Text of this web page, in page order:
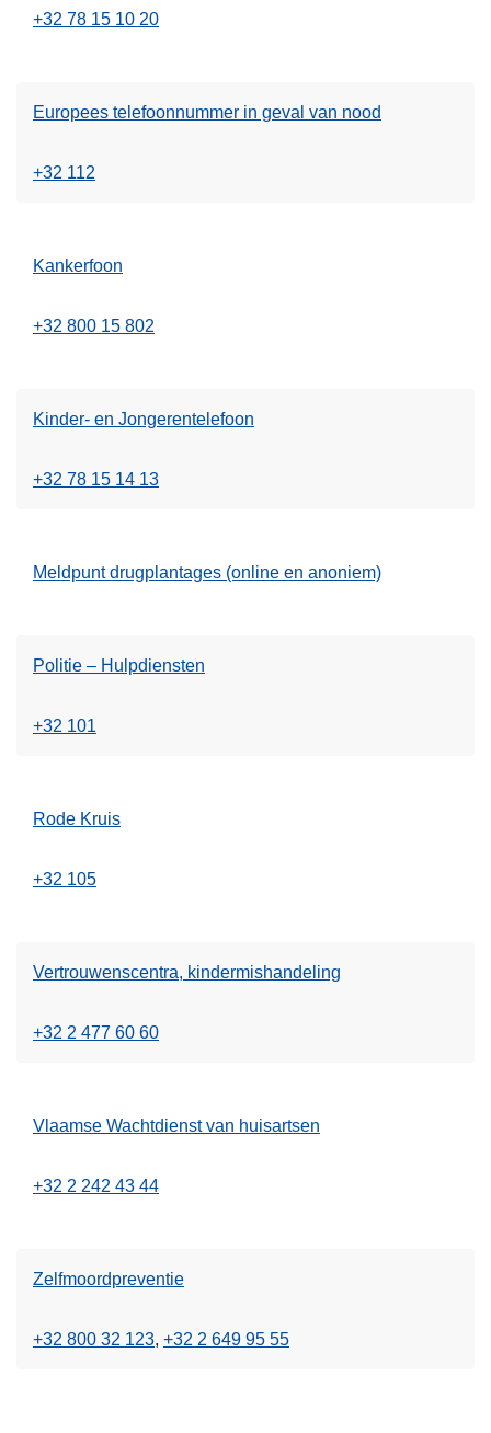
+32 78 15 10 20
Europees telefoonnummer in geval van nood
+32 112
Kankerfoon
+32 800 15 802
Kinder- en Jongerentelefoon
+32 78 15 14 13
Meldpunt drugplantages (online en anoniem)
Politie – Hulpdiensten
+32 101
Rode Kruis
+32 105
Vertrouwenscentra, kindermishandeling
+32 2 477 60 60
Vlaamse Wachtdienst van huisartsen
+32 2 242 43 44
Zelfmoordpreventie
+32 800 32 123 +32 2 649 95 55